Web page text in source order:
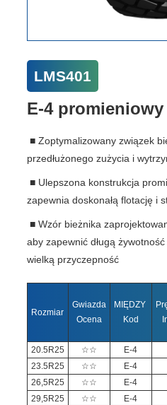
LMS401
E-4 promieniowy
■ Zoptymalizowany związek
przedłużonego zużycia i
■ Ulepszona konstrukcja
zapewnia doskonałą flotację i
■ Wzór bieżnika
aby zapewnić długą
wielką przyczepność
Rozmiar
Gwiazda
Ocena
MIĘDZY
Kod
20.5R25 ☆☆ E-4
23.5R25
☆☆ E-4
26,5R25
☆☆ E-4
29,5R25
☆☆ E-4